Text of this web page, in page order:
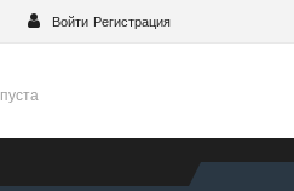
Войти Регистрация
пуста